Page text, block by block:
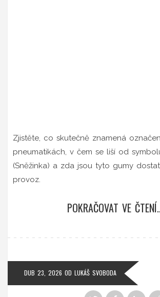
Zjistěte, co skutečně znamená
pneumatikách, v čem se liší od
(Sněžinka) a zda jsou tyto gumy
provoz.
POKRAČOVAT VE
DUB 23, 2026 OD LUKÁŠ SVOBODA